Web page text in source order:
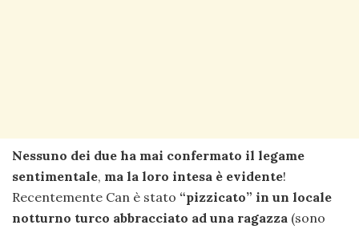
Nessuno dei due ha mai confermato il legame
sentimentale, ma la loro intesa è evidente!
Recentemente Can è stato “pizzicato” in un locale
notturno turco abbracciato ad una ragazza (sono